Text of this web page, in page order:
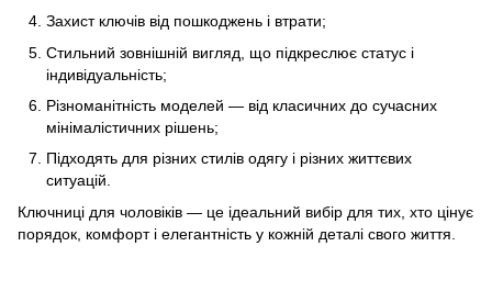
Захист ключів від пошкоджень і втрати;
Стильний зовнішній вигляд, що підкреслює статус і
індивідуальність;
Різноманітність моделей — від класичних до сучасних
мінімалістичних рішень;
Підходять для різних стилів одягу і різних життєвих
ситуацій.
Ключниці для чоловіків — це ідеальний вибір для тих, хто цінує
порядок, комфорт і елегантність у кожній деталі свого життя.